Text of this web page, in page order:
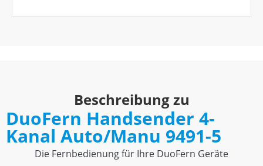
Beschreibung zu
DuoFern Handsender 4-
Kanal Auto/Manu 9491-5
Die Fernbedienung für Ihre DuoFern Geräte